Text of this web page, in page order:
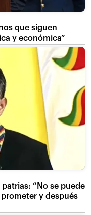
que siguen
y económica”
“No se puede
y después